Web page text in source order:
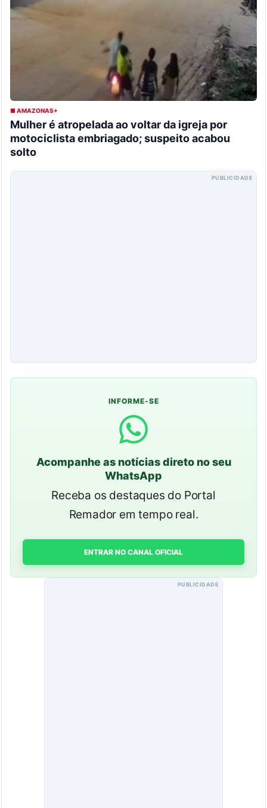
■ AMAZONAS+
Mulher é atropelada ao voltar da igreja por
motociclista embriagado; suspeito acabou
solto
PUBLICIDADE
INFORME-SE
Acompanhe as notícias direto no seu
WhatsApp
Receba os destaques do Portal
Remador em tempo real.
ENTRAR NO CANAL OFICIAL
PUBLICIDADE